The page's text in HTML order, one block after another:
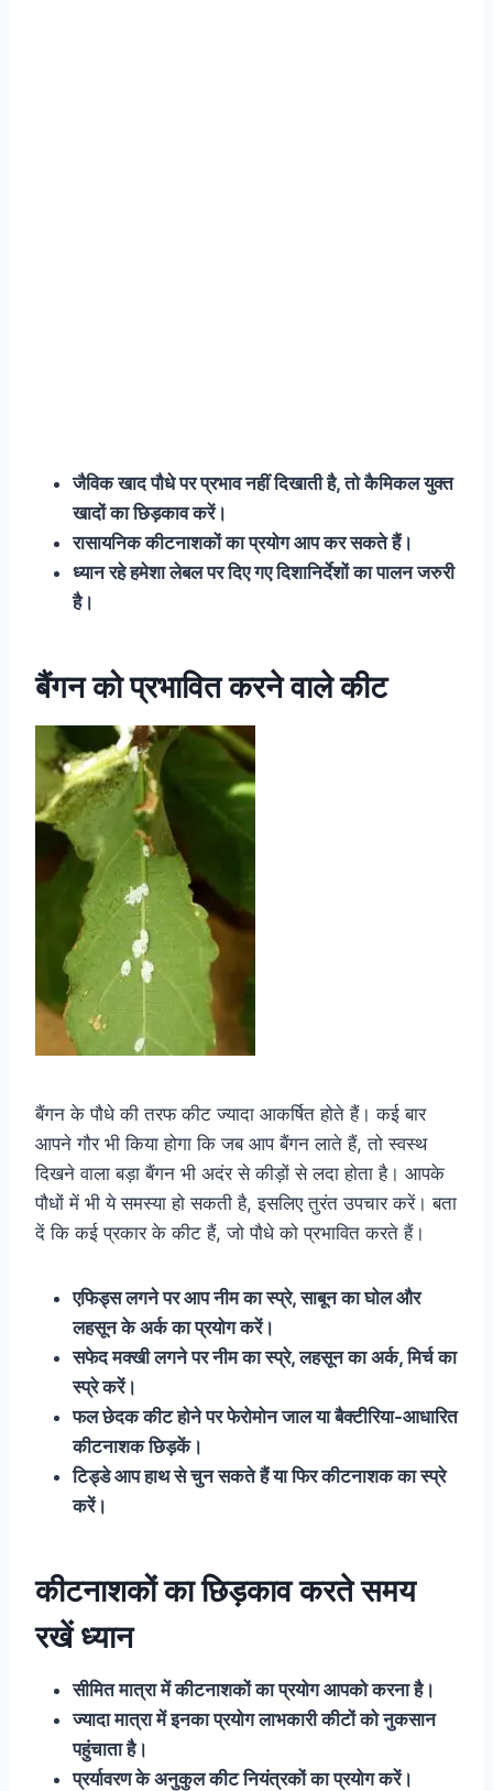
जैविक खाद पौधे पर प्रभाव नहीं दिखाती है, तो कैमिकल युक्त
खादों का छिड़काव करें।
रासायनिक कीटनाशकों का प्रयोग आप कर सकते हैं।
ध्यान रहे हमेशा लेबल पर दिए गए दिशानिर्देशों का पालन जरुरी
है।
बैंगन को प्रभावित करने वाले कीट
बैंगन के पौधे की तरफ कीट ज्यादा आकर्षित होते हैं। कई बार
आपने गौर भी किया होगा कि जब आप बैंगन लाते हैं, तो स्वस्थ
दिखने वाला बड़ा बैंगन भी अदंर से कीड़ों से लदा होता है। आपके
पौधों में भी ये समस्या हो सकती है, इसलिए तुरंत उपचार करें। बता
दें कि कई प्रकार के कीट हैं, जो पौधे को प्रभावित करते हैं।
एफिड्स लगने पर आप नीम का स्प्रे, साबून का घोल और
लहसून के अर्क का प्रयोग करें।
सफेद मक्खी लगने पर नीम का स्प्रे, लहसून का अर्क, मिर्च का
स्प्रे करें।
फल छेदक कीट होने पर फेरोमोन जाल या बैक्टीरिया-आधारित
कीटनाशक छिड़कें।
टिड्डे आप हाथ से चुन सकते हैं या फिर कीटनाशक का स्प्रे
करें।
कीटनाशकों का छिड़काव करते समय
रखें ध्यान
सीमित मात्रा में कीटनाशकों का प्रयोग आपको करना है।
ज्यादा मात्रा में इनका प्रयोग लाभकारी कीटों को नुकसान
पहुंचाता है।
प्रर्यावरण के अनुकुल कीट नियंत्रकों का प्रयोग करें।